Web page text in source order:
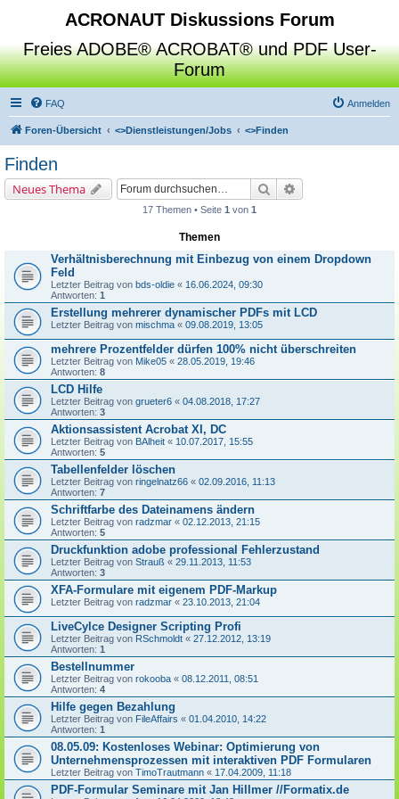
ACRONAUT Diskussions Forum
Freies ADOBE® ACROBAT® und PDF User-
Forum
FAQ Anmelden
Foren-Übersicht <>Dienstleistungen/Jobs <>Finden
Finden
Neues Thema Suche
17 Themen • Seite 1 von 1
Themen
Verhältnisberechnung mit Einbezug von einem Dropdown
Feld
Letzter Beitrag von bds-oldie « 16.06.2024, 09:30
Antworten: 1
Erstellung mehrerer dynamischer PDFs mit LCD
Letzter Beitrag von mischma « 09.08.2019, 13:05
mehrere Prozentfelder dürfen 100% nicht überschreiten
Letzter Beitrag von Mike05 « 28.05.2019, 19:46
Antworten: 8
LCD Hilfe
Letzter Beitrag von grueter6 « 04.08.2018, 17:27
Antworten: 3
Aktionsassistent Acrobat XI, DC
Letzter Beitrag von BAlheit « 10.07.2017, 15:55
Antworten: 5
Tabellenfelder löschen
Letzter Beitrag von ringelnatz66 « 02.09.2016, 11:13
Antworten: 7
Schriftfarbe des Dateinamens ändern
Letzter Beitrag von radzmar « 02.12.2013, 21:15
Antworten: 5
Druckfunktion adobe professional Fehlerzustand
Letzter Beitrag von Strauß « 29.11.2013, 11:53
Antworten: 3
XFA-Formulare mit eigenem PDF-Markup
Letzter Beitrag von radzmar « 23.10.2013, 21:04
LiveCylce Designer Scripting Profi
Letzter Beitrag von RSchmoldt « 27.12.2012, 13:19
Antworten: 1
Bestellnummer
Letzter Beitrag von rokooba « 08.12.2011, 08:51
Antworten: 4
Hilfe gegen Bezahlung
Letzter Beitrag von FileAffairs « 01.04.2010, 14:22
Antworten: 1
08.05.09: Kostenloses Webinar: Optimierung von
Unternehmensprozessen mit interaktiven PDF Formularen
Letzter Beitrag von TimoTrautmann « 17.04.2009, 11:18
PDF-Formular Seminare mit Jan Hillmer //Formatix.de